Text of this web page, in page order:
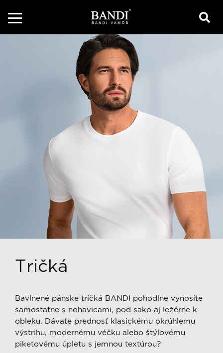
Tričká
Bavlnené pánske tričká BANDI pohodlne vynosíte
samostatne s nohavicami, pod sako aj ležérne k
obleku. Dávate prednosť klasickému okrúhlemu
výstrihu, modernému véčku alebo štýlovému
piketovému úpletu s jemnou textúrou?